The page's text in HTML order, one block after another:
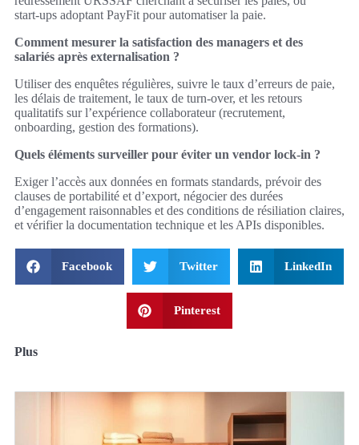
start‑ups adoptant PayFit pour automatiser la paie.
Comment mesurer la satisfaction des managers et des
salariés après externalisation ?
Utiliser des enquêtes régulières, suivre le taux d’erreurs de paie,
les délais de traitement, le taux de turn‑over, et les retours
qualitatifs sur l’expérience collaborateur (recrutement,
onboarding, gestion des formations).
Quels éléments surveiller pour éviter un vendor lock‑in ?
Exiger l’accès aux données en formats standards, prévoir des
clauses de portabilité et d’export, négocier des durées
d’engagement raisonnables et des conditions de résiliation claires,
et vérifier la documentation technique et les APIs disponibles.
Facebook Twitter LinkedIn
Pinterest
Plus